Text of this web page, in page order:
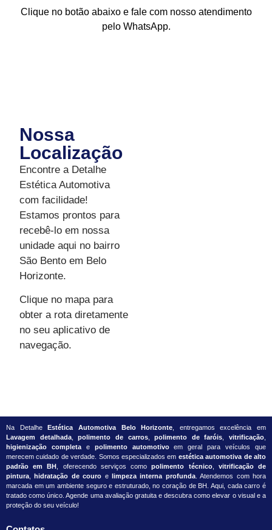
Clique no botão abaixo e fale com nosso atendimento
pelo WhatsApp.
Nossa
Localização
Encontre a Detalhe
Estética Automotiva
com facilidade!
Estamos prontos para
recebê-lo em nossa
unidade aqui no bairro
São Bento em Belo
Horizonte.
Clique no mapa para
obter a rota diretamente
no seu aplicativo de
navegação.
Na DetalheEstética Automotiva Belo Horizonte , entregamos excelência em
Lavagem detalhada,polimento de carros,polimento de faróis vitrificação
higienização completae polimento automotivoem geral para veículos que
merecem cuidado de verdade. Somos especializados em estética automotiva de alto
padrão em BH , oferecendo serviços comopolimento técnico, vitrificação de
pintura ,hidratação de couro elimpeza interna profunda. Atendemos com hora
marcada em um ambiente seguro e estruturado, no coração de BH. Aqui, cada carro é
tratado como único. Agende uma avaliação gratuita e descubra como elevar o visual e a
proteção do seu veículo!